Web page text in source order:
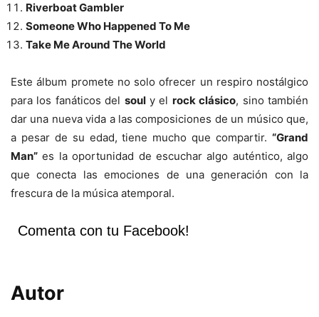
Riverboat Gambler
Someone Who Happened To Me
Take Me Around The World
Este álbum promete no solo ofrecer un respiro nostálgico
para los fanáticos del souly el rock clásico, sino también
dar una nueva vida a las composiciones de un músico que,
a pesar de su edad, tiene mucho que compartir. “Grand
Man” es la oportunidad de escuchar algo auténtico, algo
que conecta las emociones de una generación con la
frescura de la música atemporal.
Comenta con tu Facebook!
Autor